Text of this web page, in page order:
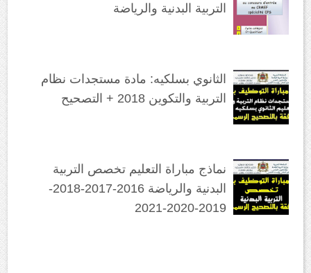
التربية البدنية والرياضة
الثانوي بسلكيه: مادة مستجدات نظام
التربية والتكوين 2018 + التصحيح
نماذج مباراة التعليم تخصص التربية
البدنية والرياضة 2016-2017-2018-
2019-2020-2021